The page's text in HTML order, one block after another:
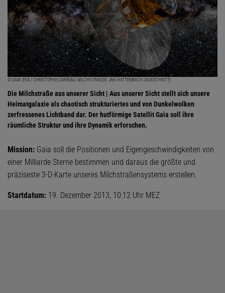
© GAIA: ESA / CHRISTOPHE CARREAU; MILCHSTRASSE: JAN HATTENBACH (AUSSCHNITT)
Die Milchstraße aus unserer Sicht | Aus unserer Sicht stellt sich unsere
Heimatgalaxie als chaotisch strukturiertes und von Dunkelwolken
zerfressenes Lichtband dar. Der hutförmige Satellit Gaia soll ihre
räumliche Struktur und ihre Dynamik erforschen.
Mission: Gaia soll die Positionen und Eigengeschwindigkeiten von
einer Milliarde Sterne bestimmen und daraus die größte und
präziseste 3-D-Karte unseres Milchstraßensystems erstellen.
Startdatum: 19. Dezember 2013, 10:12 Uhr MEZ